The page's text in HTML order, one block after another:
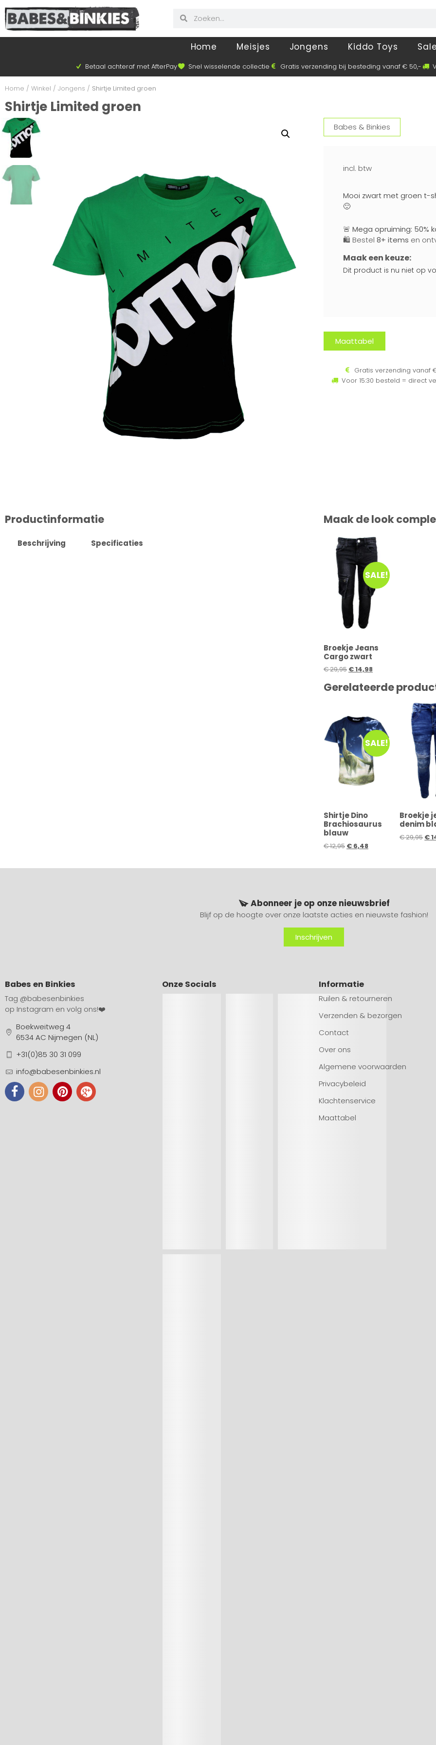
Home Meisjes Jongens Kiddo Toys
Betaal achteraf met AfterPay Snel wisselende collectie Gratis verzending bij besteding vanaf € 50,-
Home / Winkel / Jongens / Shirtje Limited groen
Shirtje Limited groen
Babes & Binkies
incl. btw
Mooi zwart met groen t-
🙂
🚨 Mega opruiming: 50%
🛍️ Bestel 8+ items en
Maak een keuze:
Dit product is nu niet op
Maattabel
Gratis verzending vanaf
Voor 15:30 besteld = direct
Productinformatie
Beschrijving Specificaties
Maak de look
SALE!
Broekje Jeans
Cargo zwart
€29,95 €14,98
Gerelateerde
SALE!
Shirtje Dino
Brachiosaurus
blauw
€12,95 € 6,48
Broekje
denim
€29,95 €
Abonneer je op onze nieuwsbrief
Blijf op de hoogte over onze laatste acties en nieuwste fashion!
Inschrijven
Babes en Binkies
Tag @babesenbinkies
op Instagram en volg ons!❤️
Boekweitweg 4
6534 AC Nijmegen (NL)
+31(0)85 30 31 099
info@babesenbinkies.nl
Onze Socials Informatie
Ruilen & retourneren
Verzenden & bezorgen
Contact
Over ons
Algemene voorwaarden
Privacybeleid
Klachtenservice
Maattabel